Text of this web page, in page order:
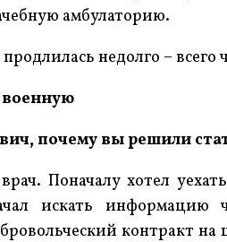
амбулаторию.
недолго –
почему вы решили
Поначалу хотел
искать информацию
контракт